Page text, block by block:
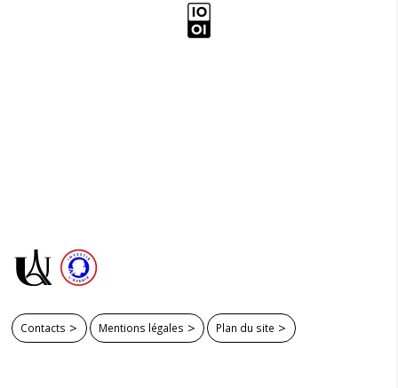
Contacts Mentions légales Plan du site